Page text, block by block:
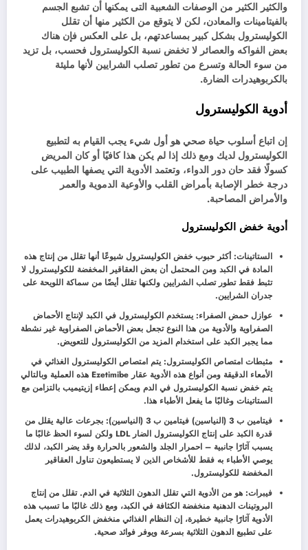
والكثير الكثير من الوصفات الشعبية التى يمكنها أن تشبع الجسم
بالفيتامينات والمعادن، لكن لا يتوقع من الكثير منها أن تقلل
الكوليسترول بشكل كبير بمساعدتهم، بل على العكس فإن هناك
بعض الفواكه والعصائر لا تخفض نسبة الكوليسترول فحسب، بل تزيد
من سوء الحالة وتسرع من تطور تصلب الشرايين لأنها مليئة
بالكربوهيدرات الضارة.
أدوية الكوليسترول
إن اتباع أسلوب حياة صحي هو أول شيء يجب القيام به لتطبيع
الكوليسترول لديك ومع ذلك إذا لم يكن هذا كافيًا أو كان المريض
كسولًا فقد حان دور الدواء، وتعتمد الأدوية التي يصفها الطبيب على
درجة خطر الإصابة بأمراض القلب والأوعية الدموية والعمر
والأمراض المصاحبة.
أدوية خفض الكوليسترول
الستاتينات: أكثر حبوب خفض الكوليسترول شيوعًا أنها تقلل من إنتاج هذه
المادة في الكبد ومن المحتمل أن بعض العقاقير المخفضة للكوليسترول لا
تثبط فقط تطور تصلب الشرايين ولكنها تقلل أيضًا من سماكة اللويحة على
جدران الشرايين.
عوازل حمض الصفراء: يستخدم الكوليسترول في الكبد لإنتاج الأحماض
الصفراوية والأدوية من هذا النوع تجعل بعض الأحماض الصفراوية غير نشطة
مما يجبر الكبد على استخدام المزيد من الكوليسترول للتعويض.
مثبطات امتصاص الكوليسترول: يتم امتصاص الكوليسترول الغذائي في
الأمعاء الدقيقة ومن أنواع هذه الأدوية عقار Ezetimibe هذه العملية وبالتالي
يتم خفض نسبة الكوليسترول في الدم ويمكن إعطاء إزيتيميب بالتزامن مع
الستاتينات وغالبًا ما يفعل الأطباء هذا.
فيتامين ب 3 (النياسين) فيتامين ب 3 (النياسين): بجرعات عالية يقلل من
قدرة الكبد على إنتاج الكوليسترول الضار LDL ولكن لسوء الحظ غالبًا ما
يسبب آثارًا جانبية – احمرار الجلد والشعور بالحرارة وقد يضر الكبد، لذلك
يوصي الأطباء به فقط للأشخاص الذين لا يستطيعون تناول العقاقير
المخفضة للكوليسترول.
فيبرات: هو من الأدوية التي تقلل الدهون الثلاثية في الدم. تقلل من إنتاج
البروتينات الدهنية منخفضة الكثافة في الكبد، ومع ذلك غالبًا ما تسبب هذه
الأدوية آثارًا جانبية خطيرة، إن النظام الغذائي منخفض الكربوهيدرات يعمل
على تطبيع الدهون الثلاثية بسرعة ويوفر فوائد صحية.